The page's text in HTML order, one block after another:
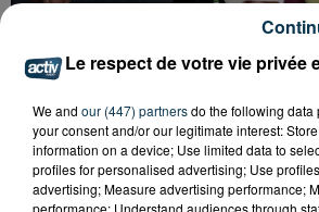
QUI EST CET ANCIEN VERT
AVEC LE MAILLOT DE L'ASSE
Le respect de votre vie privée
We and our (447) partnersdo the following data
your consent and/or our legitimate interest:
information on a device; Use limited data to
profiles for personalised advertising; Use
advertising; Measure advertising performance;
performance; Understand audiences through